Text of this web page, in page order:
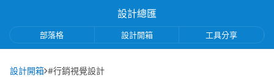
設計總匯
部落格 設計開箱 工具分享
設計開箱 #行銷視覺設計